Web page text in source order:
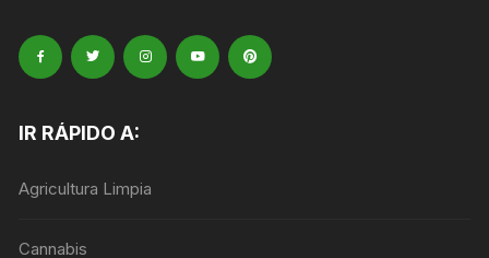
IR RÁPIDO A:
Agricultura Limpia
Cannabis